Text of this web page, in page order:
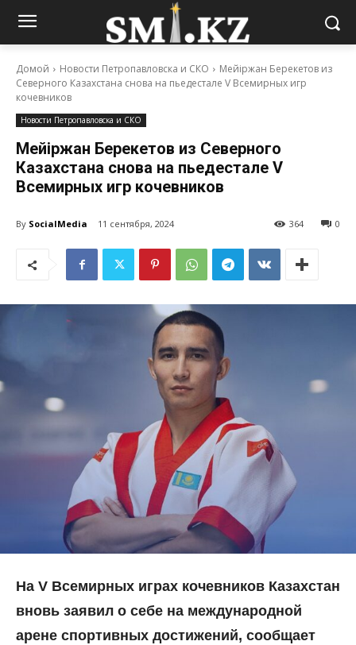
Домой Новости Петропавловска и СКО
Мейіржан Берекетов из
Северного Казахстана снова на пьедестале V Всемирных игр
кочевников
Новости Петропавловска и СКО
Мейіржан Берекетов из Северного
Казахстана снова на пьедестале V
Всемирных игр кочевников
By SocialMedia 11 сентября, 2024 0
364
На V Всемирных играх кочевников Казахстан
вновь заявил о себе на международной
арене спортивных достижений, сообщает